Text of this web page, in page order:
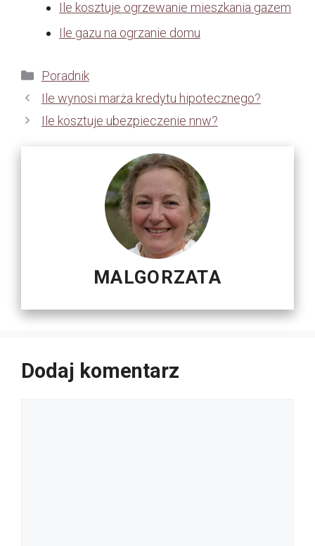
Ile kosztuje ogrzewanie mieszkania gazem
Ile gazu na ogrzanie domu
Kategorie
Poradnik
Ile wynosi marża kredytu hipotecznego?
Ile kosztuje ubezpieczenie nnw?
MALGORZATA
Dodaj komentarz